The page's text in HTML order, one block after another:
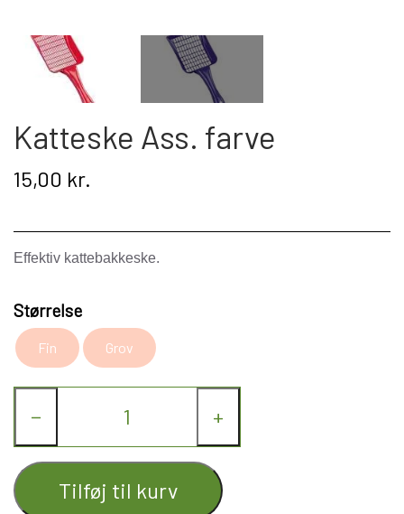
Retur
Om os
Kontakt
Katteske Ass. farve
15,00 kr.
Effektiv kattebakkeske.
Størrelse
Fin Grov
− +
Tilføj til kurv